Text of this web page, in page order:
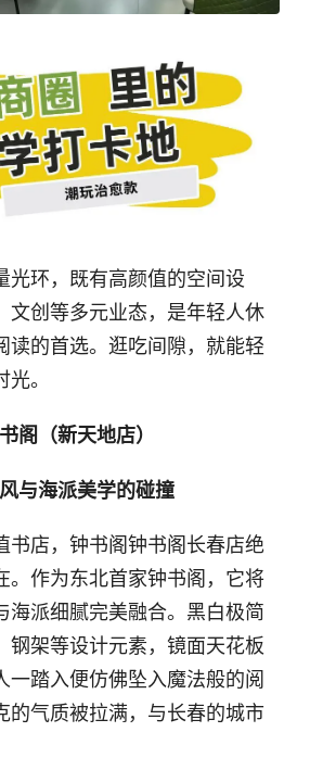
光环，既有高颜值的空间设
文创等多元业态，是年轻人休
读的首选。逛吃间隙，就能轻
。
阁（新天地店）
与海派美学的碰撞
书店，钟书阁钟书阁长春店绝
。作为东北首家钟书阁，它将
海派细腻完美融合。黑白极简
钢架等设计元素，镜面天花板
一踏入便仿佛坠入魔法般的阅
的气质被拉满，与长春的城市